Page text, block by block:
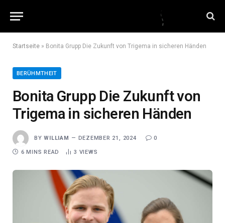
Startseite » Bonita Grupp Die Zukunft von Trigema in sicheren Händen
BERÜHMTHEIT
Bonita Grupp Die Zukunft von
Trigema in sicheren Händen
BY WILLIAM DEZEMBER 21, 2024 0
6 MINS READ 3 VIEWS